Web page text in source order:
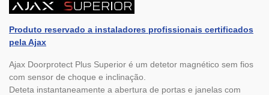
Produto reservado a instaladores profissionais certificados
pela Ajax
Ajax Doorprotect Plus Superior é um detetor magnético sem fios
com sensor de choque e inclinação.
Deteta instantaneamente a abertura de portas e janelas com